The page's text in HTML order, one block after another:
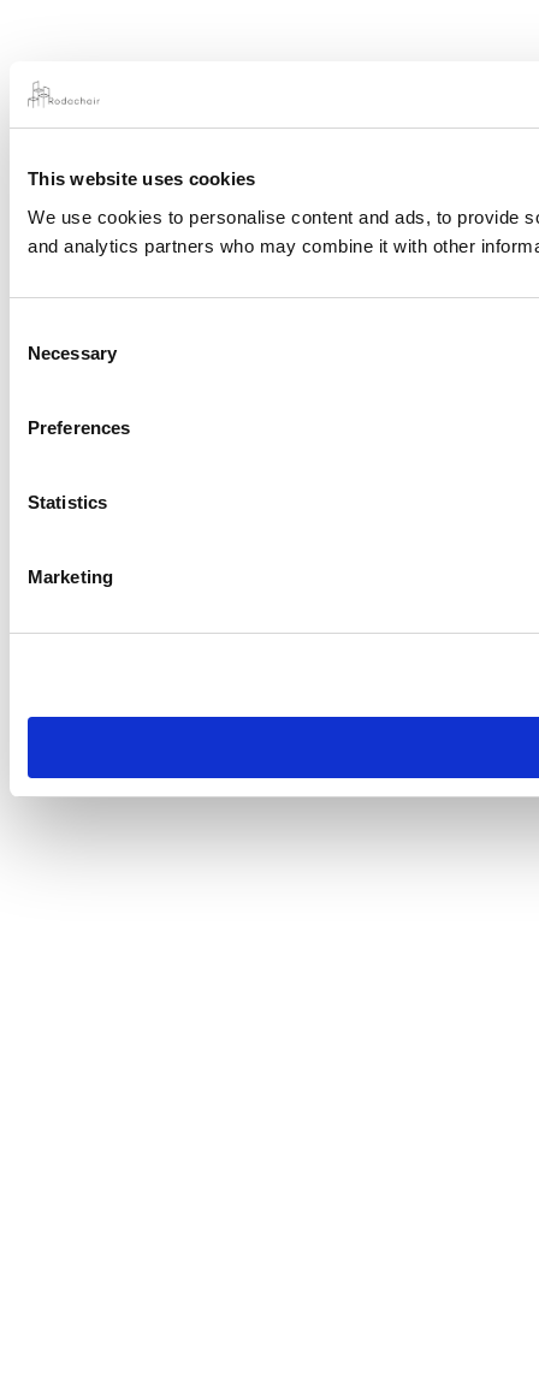
This website uses cookies
We use cookies to personalise content and ads, to provide
and analytics partners who may combine it with other
Selection
Necessary
Preferences
Statistics
Marketing